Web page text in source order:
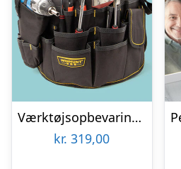
Værktøjsopbevaring til spand
kr. 319,00